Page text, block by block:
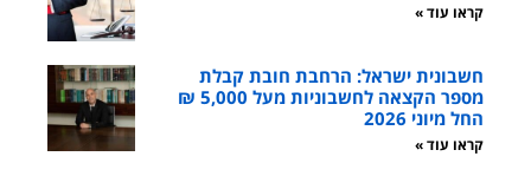
קראו עוד »
חשבונית ישראל: הרחבת חובת קבלת
מספר הקצאה לחשבוניות מעל 5,000 ₪
החל מיוני 2026
קראו עוד »